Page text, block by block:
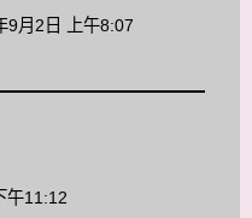
9月2日 上午8:07
午11:12